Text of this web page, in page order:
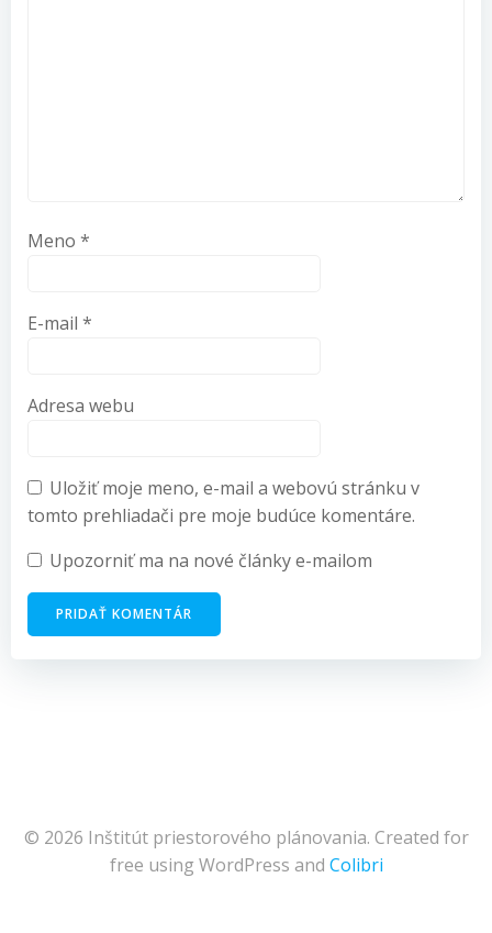
Meno *
E-mail *
Adresa webu
Uložiť moje meno, e-mail a webovú stránku v
tomto prehliadači pre moje budúce komentáre.
Upozorniť ma na nové články e-mailom
© 2026 Inštitút priestorového plánovania. Created for
free using WordPress and Colibri